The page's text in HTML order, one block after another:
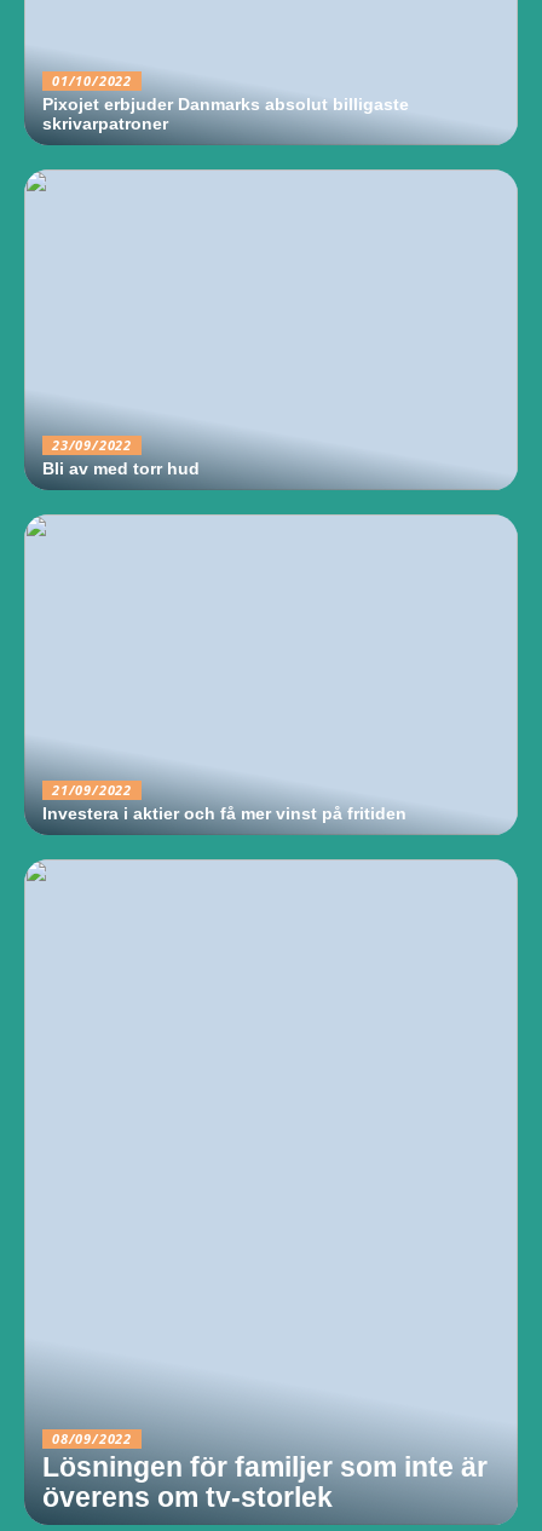
01/10/2022
Pixojet erbjuder Danmarks absolut billigaste
skrivarpatroner
23/09/2022
Bli av med torr hud
21/09/2022
Investera i aktier och få mer vinst på fritiden
08/09/2022
Lösningen för familjer som inte är
överens om tv-storlek